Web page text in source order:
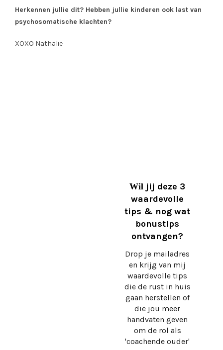
Herkennen jullie dit? Hebben jullie kinderen ook last van
psychosomatische klachten?
XOXO Nathalie
Wil jij deze 3
waardevolle
tips & nog wat
bonustips
ontvangen?
Drop je mailadres
en krijg van mij
waardevolle tips
die de rust in huis
gaan herstellen of
die jou meer
handvaten geven
om de rol als
'coachende ouder'